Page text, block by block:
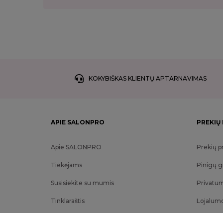
KOKYBIŠKAS KLIENTŲ APTARNAVIMAS
APIE SALONPRO
Apie SALONPRO
Tiekėjams
Susisiekite su mumis
Tinklaraštis
PREKIŲ
Prekių
Pinigų